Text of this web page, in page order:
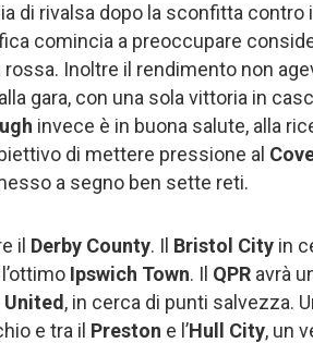
di rivalsa dopo la sconfitta contro il
comincia a preoccupare
Inoltre il rendimento non
gara, con una sola vittoria in
invece è in buona salute, alla
di mettere pressione al
a segno ben sette reti.
il Derby County. Il Bristol City in
Ipswich Town. Il QPR avrà
, in cerca di punti salvezza.
e tra il Preston e l’Hull City, un